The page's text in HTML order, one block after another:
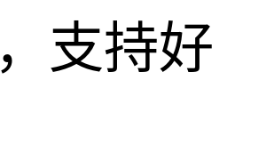
支持好